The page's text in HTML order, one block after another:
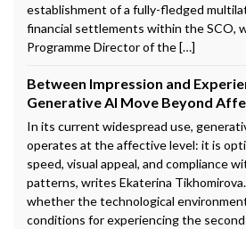
establishment of a fully-fledged
financial settlements within the SCO,
Programme Director of the […]
Between Impression and
Generative AI Move Beyond
In its current widespread use,
operates at the affective level: it is
speed, visual appeal, and compliance
patterns, writes Ekaterina
whether the technological
conditions for experiencing the